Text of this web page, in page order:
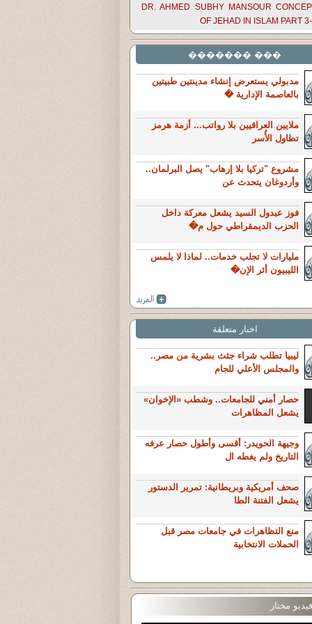
DR. AHMED SUBHY MANSOUR
OF JEHAD IN ISLAM PART
��� �������
مدبولي يستعرض إنشاء مدينتين طبيتين
بالعاصمة الإدارية �
ملايين العراقيين بلا رواتب... أزمة هرمز
تطاول الأُسر
مشروع "تركيا بلا إرهاب" يصل البرلمان..
وأردوغان يتحدث عن
فوز عبدول السيد يشعل معركة داخل
الحزب الديمقراطي حول م�
مليارات لا تجلب خدمات.. لماذا لا يلمس
الليبيون أثر الإن�
اخبار متعلقة
ليبيا تطلب شراء جثث بشرية من مصر..
والمجلس الأعلي للجام
حصار أمني للجامعات.. وشطب «الإخوان»
يشعل المظاهرات
وجيهة الحويدر: أقسى وأطول حصار عرفه
التاريخ ولم يغطه ال
صحف أمريكية وبريطانية: تمرير الدستور
يشعل الفتنة الطا
منع التظاهرات في جامعات مصر قبل
الحملات الانتخابية
فيديو مختار